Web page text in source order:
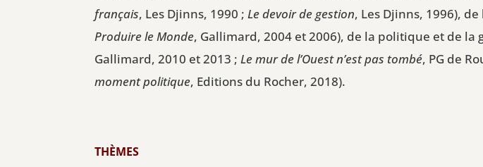
français, Les Djinns, 1990 ;Le devoir de gestion, Les Djinns, 1996),
Produire le Monde, Gallimard, 2004 et 2006), de la politique et de la
Gallimard, 2010 et 2013 ;Le mur de l’Ouest n’est pas tombé, PG de
moment politique, Editions du Rocher, 2018).
THÈMES